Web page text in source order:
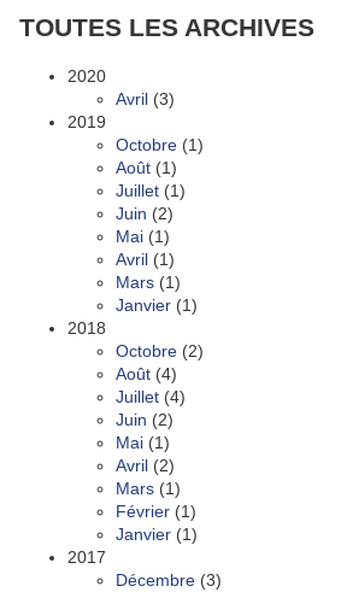
TOUTES LES ARCHIVES
2020
Avril (3)
2019
Octobre (1)
Août (1)
Juillet (1)
Juin (2)
Mai (1)
Avril (1)
Mars (1)
Janvier (1)
2018
Octobre (2)
Août (4)
Juillet (4)
Juin (2)
Mai (1)
Avril (2)
Mars (1)
Février (1)
Janvier (1)
2017
Décembre (3)